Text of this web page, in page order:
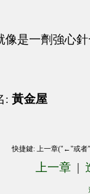
像是一劑強心
: 黃金屋
快捷鍵: 上一章("←"或
上一章 |